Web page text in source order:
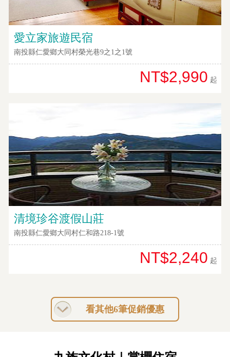
愛立家旅遊民宿
南投縣仁愛鄉大同村榮光巷9之1之1號
NT$2,990 起
清境珍谷渡假山莊
南投縣仁愛鄉大同村仁和路218-1號
NT$2,240 起
看其他6筆促銷優惠